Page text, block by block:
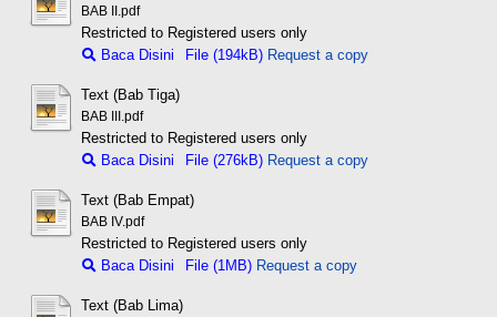
BAB II.pdf
Restricted to Registered users only
Baca Disini
File (194kB) Request a copy
Text (Bab Tiga)
BAB III.pdf
Restricted to Registered users only
Baca Disini
File (276kB) Request a copy
Text (Bab Empat)
BAB IV.pdf
Restricted to Registered users only
Baca Disini
File (1MB) Request a copy
Text (Bab Lima)